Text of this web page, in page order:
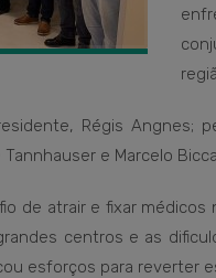
Régis Angnes;
e Marcelo
de atrair e fixar
centros e as
esforços para reverter